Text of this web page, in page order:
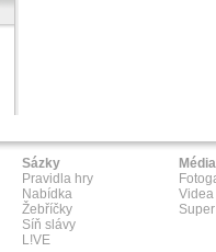
Sázky
Pravidla hry
Nabídka
Žebříčky
Síň slávy
L!VE
Média
Videa